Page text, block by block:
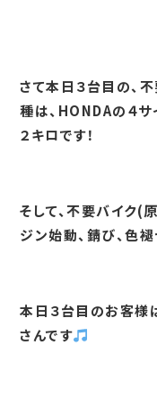
さて本日３台目の、
種は、HONDAの４サイ
２キロです！
そして、不要バイク(
ジン始動、錆び、色
本日３台目のお客様
さんです